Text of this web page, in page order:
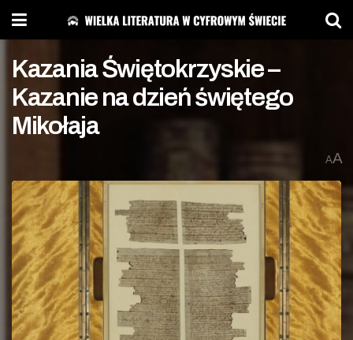
Kazania Świętokrzyskie –
Kazanie na dzień świętego
Mikołaja
AA